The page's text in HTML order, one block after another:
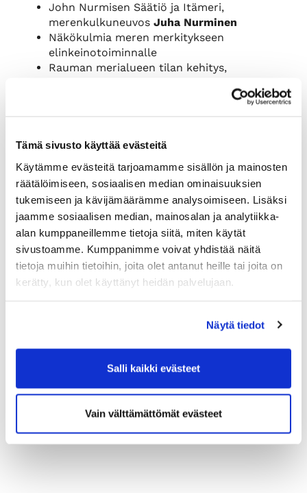
Tämä sivusto käyttää evästeitä
Käytämme evästeitä tarjoamamme sisällön ja mainosten
räätälöimiseen, sosiaalisen median ominaisuuksien
tukemiseen ja kävijämäärämme analysoimiseen. Lisäksi
jaamme sosiaalisen median, mainosalan ja analytiikka-
alan kumppaneillemme tietoja siitä, miten käytät
sivustoamme. Kumppanimme voivat yhdistää näitä
tietoja muihin tietoihin, joita olet antanut heille tai joita on
kerätty, kun olet käyttänyt heidän palvelujaan.
Näytä tiedot
Salli kaikki evästeet
Vain välttämättömät evästeet
John Nurmisen Säätiö ja Itämeri,
merenkulkuneuvos Juha Nurminen
Näkökulmia meren merkitykseen
elinkeinotoiminnalle
Rauman merialueen tilan kehitys,
Porvari, John Nurmisen Säätiö
rehevöitymisen vähentämiseksi, professori,
Suomen ilmastopaneelin puheenjohtaja
Markku Ollikainen
RAUMAN KAUPPAKAMARIN KEVÄTKOKOUS KLO
15.15-16.15
Sääntömääräinen kevätkokous seminaarin
ILMOITTAUDU MUKAAN